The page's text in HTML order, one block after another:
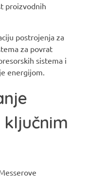
proizvodnih
postrojenja za
za povrat
sistema i
energijom.